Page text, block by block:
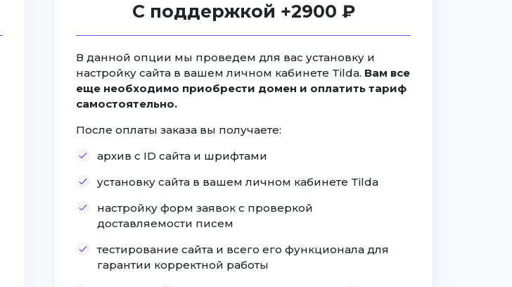
С поддержкой +2900 ₽
В данной опции мы проведем для вас установку и
настройку сайта в вашем личном кабинете Tilda. Вам все
еще необходимо приобрести домен и оплатить тариф
самостоятельно.
После оплаты заказа вы получаете:
архив с ID сайта и шрифтами
установку сайта в вашем личном кабинете Tilda
настройку форм заявок с проверкой
доставляемости писем
тестирование сайта и всего его функционала для
гарантии корректной работы